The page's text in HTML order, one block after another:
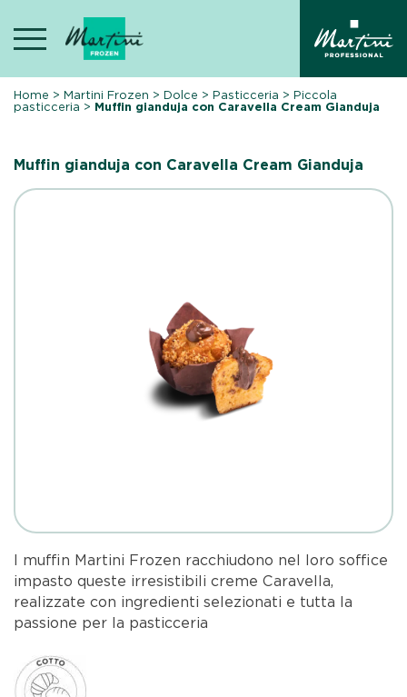
content
Home >Martini Frozen >Dolce >Pasticceria >Piccola
pasticceria > Muffin gianduja con Caravella Cream Gianduja
Muffin gianduja con Caravella Cream Gianduja
I muffin Martini Frozen racchiudono nel loro soffice
impasto queste irresistibili creme Caravella,
realizzate con ingredienti selezionati e tutta la
passione per la pasticceria